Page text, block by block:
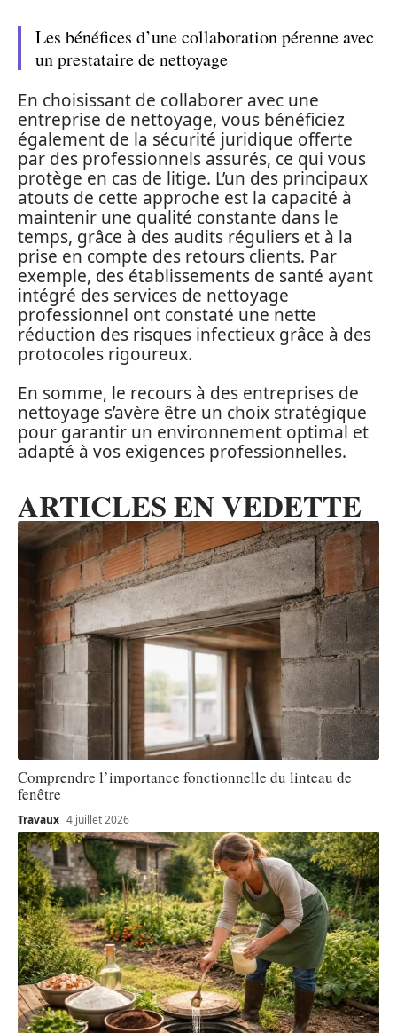
Les bénéfices d’une collaboration pérenne avec
un prestataire de nettoyage
En choisissant de collaborer avec une
entreprise de nettoyage, vous bénéficiez
également de la sécurité juridique offerte
par des professionnels assurés, ce qui vous
protège en cas de litige. L’un des principaux
atouts de cette approche est la capacité à
maintenir une qualité constante dans le
temps, grâce à des audits réguliers et à la
prise en compte des retours clients. Par
exemple, des établissements de santé ayant
intégré des services de nettoyage
professionnel ont constaté une nette
réduction des risques infectieux grâce à des
protocoles rigoureux.
En somme, le recours à des entreprises de
nettoyage s’avère être un choix stratégique
pour garantir un environnement optimal et
adapté à vos exigences professionnelles.
ARTICLES EN VEDETTE
Comprendre l’importance fonctionnelle du linteau de
fenêtre
Travaux 4 juillet 2026